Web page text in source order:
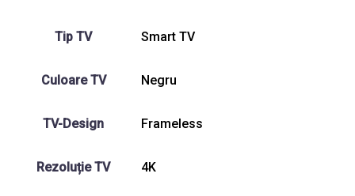
Tip TV Smart TV
Culoare TV Negru
TV-Design Frameless
Rezoluție TV 4K